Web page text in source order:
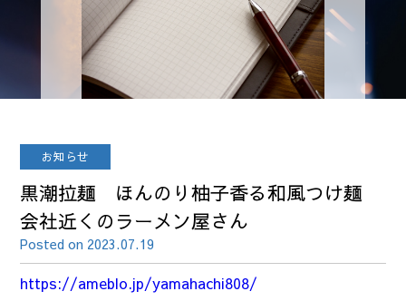
お知らせ
黒潮拉麺 ほんのり柚子香る和風つけ麺
会社近くのラーメン屋さん
Posted on 2023.07.19
https://ameblo.jp/yamahachi808/